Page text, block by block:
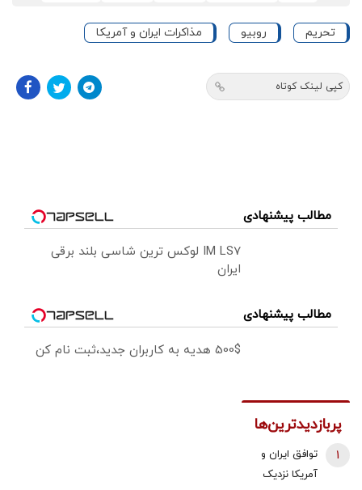
تحریم روبیو مذاکرات ایران و آمریکا
کپی لینک کوتاه
مطالب پیشنهادی
IM LS7 لوکس ترین شاسی بلند برقی
ایران
مطالب پیشنهادی
500$ هدیه به کاربران جدید،ثبت نام کن
پربازدیدترین‌ها
توافق ایران و
آمریکا نزدیک
1